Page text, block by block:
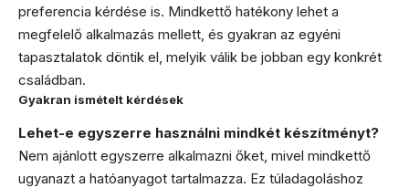
preferencia kérdése is. Mindkettő hatékony lehet a
megfelelő alkalmazás mellett, és gyakran az egyéni
tapasztalatok döntik el, melyik válik be jobban egy konkrét
családban.
Gyakran ismételt kérdések
Lehet-e egyszerre használni mindkét készítményt?
Nem ajánlott egyszerre alkalmazni őket, mivel mindkettő
ugyanazt a hatóanyagot tartalmazza. Ez túladagoláshoz